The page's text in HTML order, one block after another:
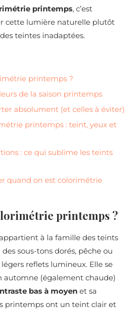
printemps, c’est
cette lumière naturelle plutôt
teintes inadaptées.
printemps ?
de la saison printemps
absolument (et celles à éviter)
printemps : teint, yeux et
: ce qui sublime les teints
quand on est colorimétrie
printemps ?
à la famille des teints
des sous-tons dorés, pêche ou
reflets lumineux. Elle se
automne (également chaude)
bas à moyen et sa
printemps ont un teint clair et